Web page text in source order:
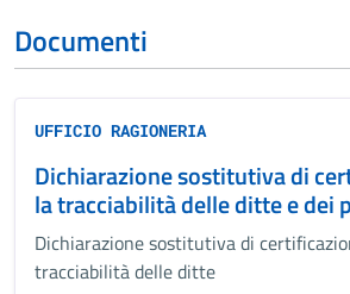
Documenti
UFFICIO RAGIONERIA
Dichiarazione sostitutiva di
la tracciabilità delle ditte e dei
Dichiarazione sostitutiva di
tracciabilità delle ditte